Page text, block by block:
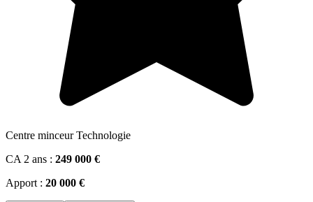
Centre minceur Technologie
CA 2 ans : 249 000 €
Apport : 20 000 €